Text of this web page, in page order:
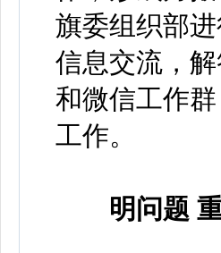
旗委组织部
信息交流，
和微信工作
工作。
明问题